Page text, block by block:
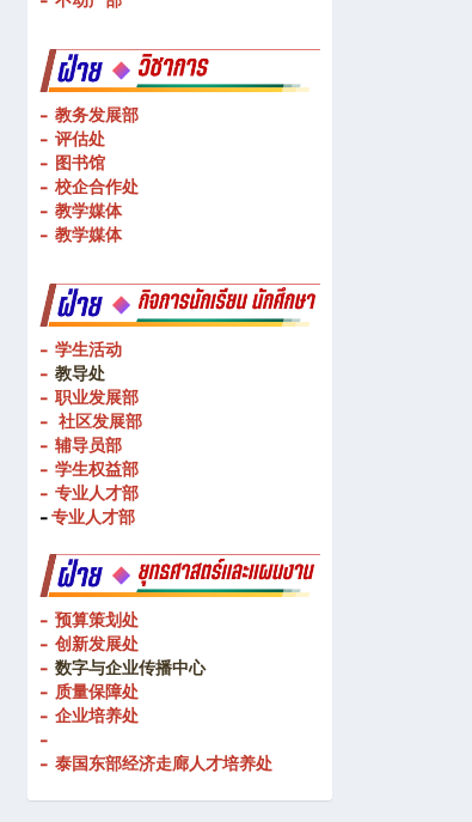
- 教务发展部
- 评估处
- 图书馆
- 校企合作处
- 教学媒体
- 教学媒体
- 学生活动
- 教导处
- 职业发展部
- 社区发展部
- 辅导员部
- 学生权益部
- 专业人才部
-专业人才部
- 预算策划处
- 创新发展处
- 数字与企业传播中心
- 质量保障处
- 企业培养处
-
- 泰国东部经济走廊人才培养处